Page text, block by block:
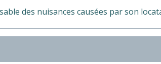
des nuisances causées par son